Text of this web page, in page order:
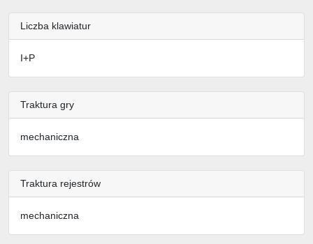
Liczba klawiatur
I+P
Traktura gry
mechaniczna
Traktura rejestrów
mechaniczna